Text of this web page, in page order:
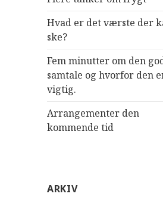
Hvad er det værste der
ske?
Fem minutter om den
samtale og hvorfor den
vigtig.
Arrangementer den
kommende tid
ARKIV